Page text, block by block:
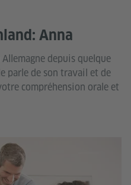
Anna
depuis quelque
parle de son travail et de
compréhension orale et